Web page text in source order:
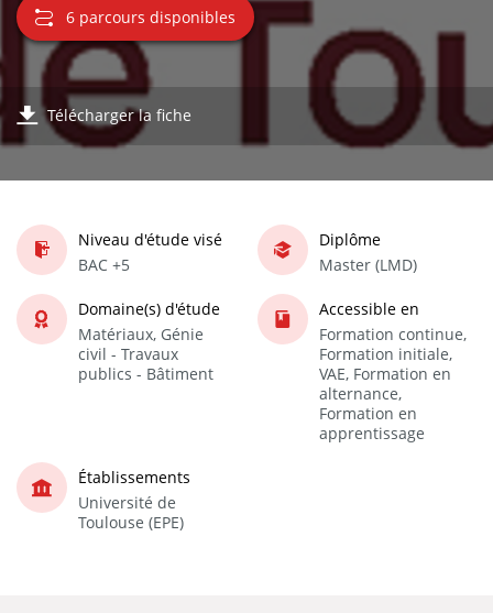
6 parcours disponibles
Télécharger la fiche
Niveau d'étude visé
BAC +5
Diplôme
Master (LMD)
Domaine(s) d'étude
Matériaux, Génie
civil - Travaux
publics - Bâtiment
Accessible en
Formation continue,
Formation initiale,
VAE, Formation en
alternance,
Formation en
apprentissage
Établissements
Université de
Toulouse (EPE)